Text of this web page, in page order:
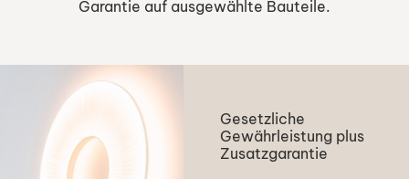
Garantie auf ausgewählte Bauteile.
Gesetzliche
Gewährleistung plus
Zusatzgarantie